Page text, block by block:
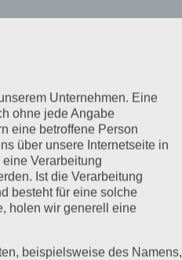
die ganzheitlich
kristalline Ablagerungen
Unternehmen. Eine
ohne jede Angabe
eine betroffene Person
über unsere Internetseite in
Verarbeitung
Ist die Verarbeitung
besteht für eine solche
holen wir generell eine
beispielsweise des Namens,